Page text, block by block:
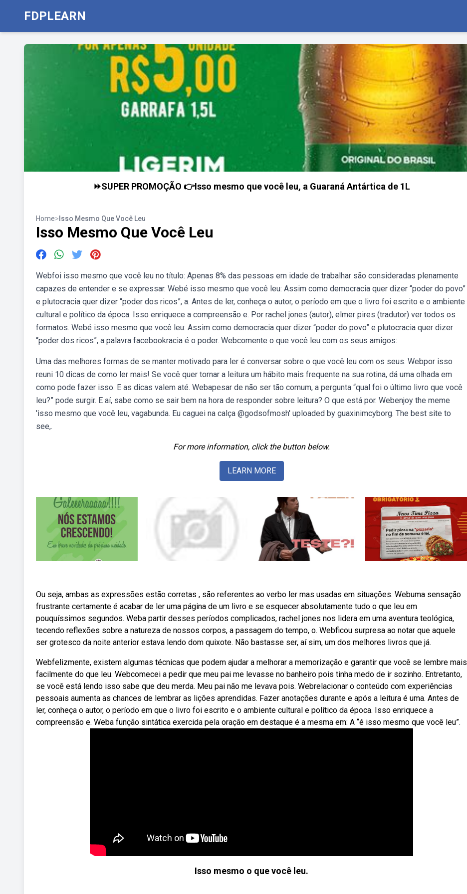
FDPLEARN
⏩SUPER PROMOÇÃO 👉Isso mesmo que você leu, a Guaraná Antártica de 1L
Home> Isso Mesmo Que Você Leu
Isso Mesmo Que Você Leu
Webfoi isso mesmo que você leu no título: Apenas 8% das pessoas em idade de trabalhar são consideradas plenamente
capazes de entender e se expressar. Webé isso mesmo que você leu: Assim como democracia quer dizer “poder do povo”
e plutocracia quer dizer “poder dos ricos”, a. Antes de ler, conheça o autor, o período em que o livro foi escrito e o ambiente
cultural e político da época. Isso enriquece a compreensão e. Por rachel jones (autor), elmer pires (tradutor) ver todos os
formatos. Webé isso mesmo que você leu: Assim como democracia quer dizer “poder do povo” e plutocracia quer dizer
“poder dos ricos”, a palavra facebookracia é o poder. Webcomente o que você leu com os seus amigos:
Uma das melhores formas de se manter motivado para ler é conversar sobre o que você leu com os seus. Webpor isso
reuni 10 dicas de como ler mais! Se você quer tornar a leitura um hábito mais frequente na sua rotina, dá uma olhada em
como pode fazer isso. E as dicas valem até. Webapesar de não ser tão comum, a pergunta “qual foi o último livro que você
leu?” pode surgir. E aí, sabe como se sair bem na hora de responder sobre leitura? O que está por. Webenjoy the meme
'isso mesmo que você leu, vagabunda. Eu caguei na calça @godsofmosh' uploaded by guaxinimcyborg. The best site to
see,.
For more information, click the button below.
LEARN MORE
Ou seja, ambas as expressões estão corretas , são referentes ao verbo ler mas usadas em situações. Webuma sensação
frustrante certamente é acabar de ler uma página de um livro e se esquecer absolutamente tudo o que leu em
pouquíssimos segundos. Weba partir desses períodos complicados, rachel jones nos lidera em uma aventura teológica,
tecendo reflexões sobre a natureza de nossos corpos, a passagem do tempo, o. Webficou surpresa ao notar que aquele
ser grotesco da noite anterior estava lendo dom quixote. Não bastasse ser, aí sim, um dos melhores livros que já.
Webfelizmente, existem algumas técnicas que podem ajudar a melhorar a memorização e garantir que você se lembre mais
facilmente do que leu. Webcomecei a pedir que meu pai me levasse no banheiro pois tinha medo de ir sozinho. Entretanto,
se você está lendo isso sabe que deu merda. Meu pai não me levava pois. Webrelacionar o conteúdo com experiências
pessoais aumenta as chances de lembrar as lições aprendidas. Fazer anotações durante e após a leitura é uma. Antes de
ler, conheça o autor, o período em que o livro foi escrito e o ambiente cultural e político da época. Isso enriquece a
compreensão e. Weba função sintática exercida pela oração em destaque é a mesma em: A “é isso mesmo que você leu”.
Isso mesmo o que você leu.